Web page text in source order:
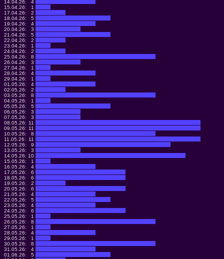
14.04.26:
4
15.04.26:
1
17.04.26:
2
18.04.26:
5
19.04.26:
4
20.04.26:
3
21.04.26:
5
22.04.26:
2
23.04.26:
1
24.04.26:
2
25.04.26:
8
26.04.26:
3
27.04.26:
1
28.04.26:
4
29.04.26:
1
01.05.26:
4
02.05.26:
2
03.05.26:
8
04.05.26:
1
05.05.26:
5
06.05.26:
3
07.05.26:
3
08.05.26: 11
09.05.26: 11
10.05.26:
8
11.05.26: 11
12.05.26:
9
13.05.26:
3
14.05.26: 10
15.05.26:
1
16.05.26:
4
17.05.26:
6
18.05.26:
6
19.05.26:
2
20.05.26:
6
21.05.26:
4
22.05.26:
5
23.05.26:
4
24.05.26:
6
25.05.26:
1
26.05.26:
8
27.05.26:
1
28.05.26:
4
29.05.26:
1
30.05.26:
8
31.05.26:
4
01.06.26:
5